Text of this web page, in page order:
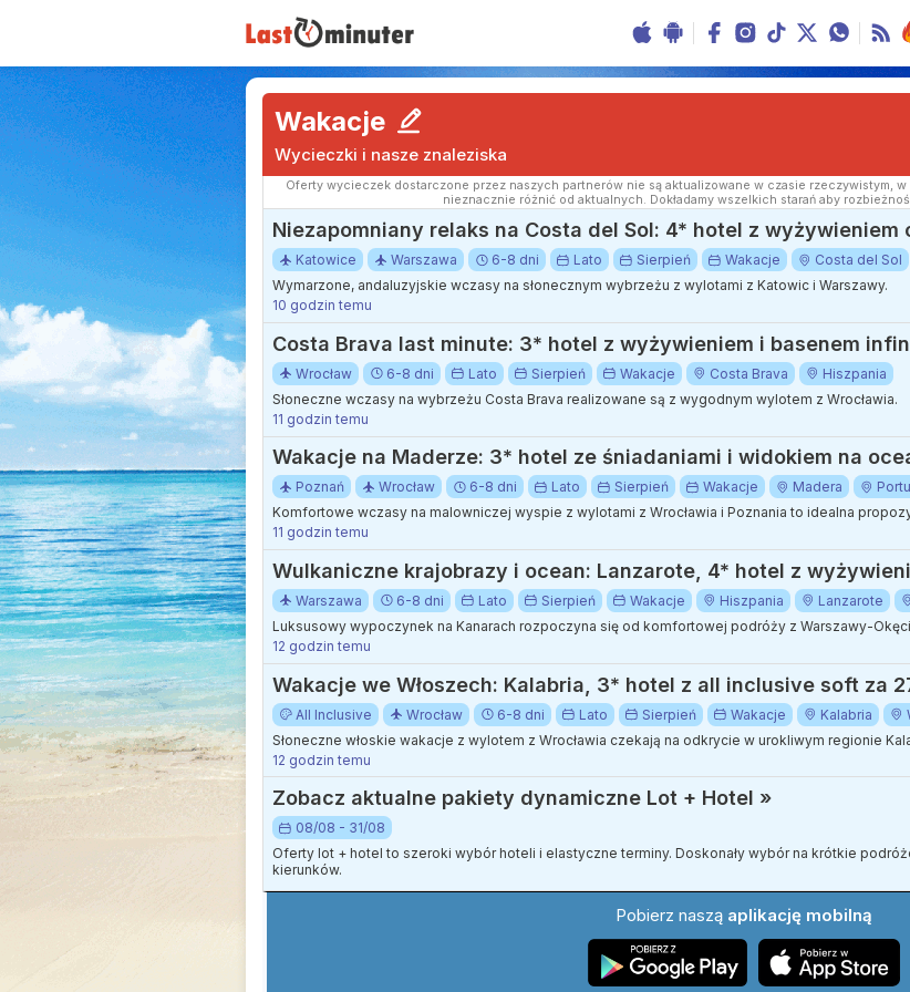
Wakacje
Wycieczki i nasze znaleziska
Oferty wycieczek dostarczone przez naszych partnerów nie są aktualizowane w czasie rzeczywistym,
nieznacznie różnić od aktualnych. Dokładamy wszelkich starań aby
Niezapomniany relaks na Costa del Sol: 4* hotel z wyżywieniem
Katowice Warszawa 6-8 dni Lato Sierpień Wakacje Costa del Sol
Wymarzone, andaluzyjskie wczasy na słonecznym wybrzeżu z wylotami z Katowic i Warszawy.
10 godzin temu
Costa Brava last minute: 3* hotel z wyżywieniem i basenem
Wrocław 6-8 dni Lato Sierpień Wakacje Costa Brava
Hiszpania
Słoneczne wczasy na wybrzeżu Costa Brava realizowane są z wygodnym wylotem z Wrocławia.
11 godzin temu
Wakacje na Maderze: 3* hotel ze śniadaniami i widokiem na
Poznań Wrocław 6-8 dni Lato Sierpień Wakacje Madera
Komfortowe wczasy na malowniczej wyspie z wylotami z Wrocławia i Poznania to idealna
11 godzin temu
Wulkaniczne krajobrazy i ocean: Lanzarote, 4* hotel z
Warszawa 6-8 dni Lato Sierpień Wakacje Hiszpania Lanzarote
Luksusowy wypoczynek na Kanarach rozpoczyna się od komfortowej podróży z Warszawy-
12 godzin temu
Wakacje we Włoszech: Kalabria, 3* hotel z all inclusive soft za
All Inclusive Wrocław 6-8 dni Lato Sierpień Wakacje Kalabria
Słoneczne włoskie wakacje z wylotem z Wrocławia czekają na odkrycie w urokliwym regionie
12 godzin temu
Zobacz aktualne pakiety dynamiczne Lot + Hotel »
08/08 - 31/08
Oferty lot + hotel to szeroki wybór hoteli i elastyczne terminy. Doskonały wybór na krótkie
kierunków.
Pobierz naszą aplikację mobilną